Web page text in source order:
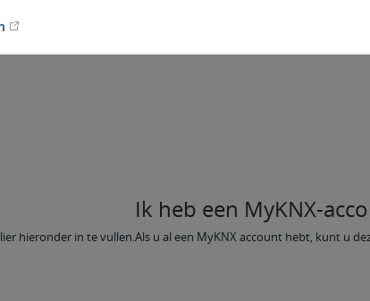
hieronder in te vullen.
Ik heb een MyKNX-
Als u al een MyKNX account hebt, kunt u